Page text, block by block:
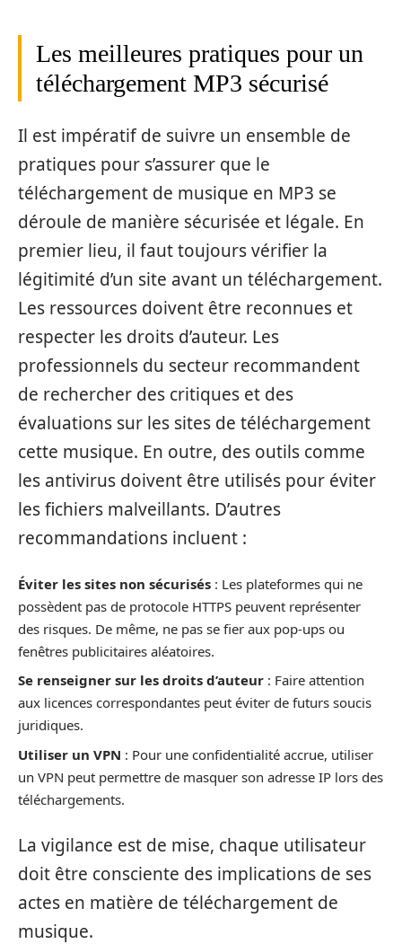
Les meilleures pratiques pour un
téléchargement MP3 sécurisé
Il est impératif de suivre un ensemble de
pratiques pour s’assurer que le
téléchargement de musique en MP3 se
déroule de manière sécurisée et légale. En
premier lieu, il faut toujours vérifier la
légitimité d’un site avant un téléchargement.
Les ressources doivent être reconnues et
respecter les droits d’auteur. Les
professionnels du secteur recommandent
de rechercher des critiques et des
évaluations sur les sites de téléchargement
cette musique. En outre, des outils comme
les antivirus doivent être utilisés pour éviter
les fichiers malveillants. D’autres
recommandations incluent :
Éviter les sites non sécurisés : Les plateformes qui ne
possèdent pas de protocole HTTPS peuvent représenter
des risques. De même, ne pas se fier aux pop-ups ou
fenêtres publicitaires aléatoires.
Se renseigner sur les droits d’auteur : Faire attention
aux licences correspondantes peut éviter de futurs soucis
juridiques.
Utiliser un VPN : Pour une confidentialité accrue, utiliser
un VPN peut permettre de masquer son adresse IP lors des
téléchargements.
La vigilance est de mise, chaque utilisateur
doit être consciente des implications de ses
actes en matière de téléchargement de
musique.